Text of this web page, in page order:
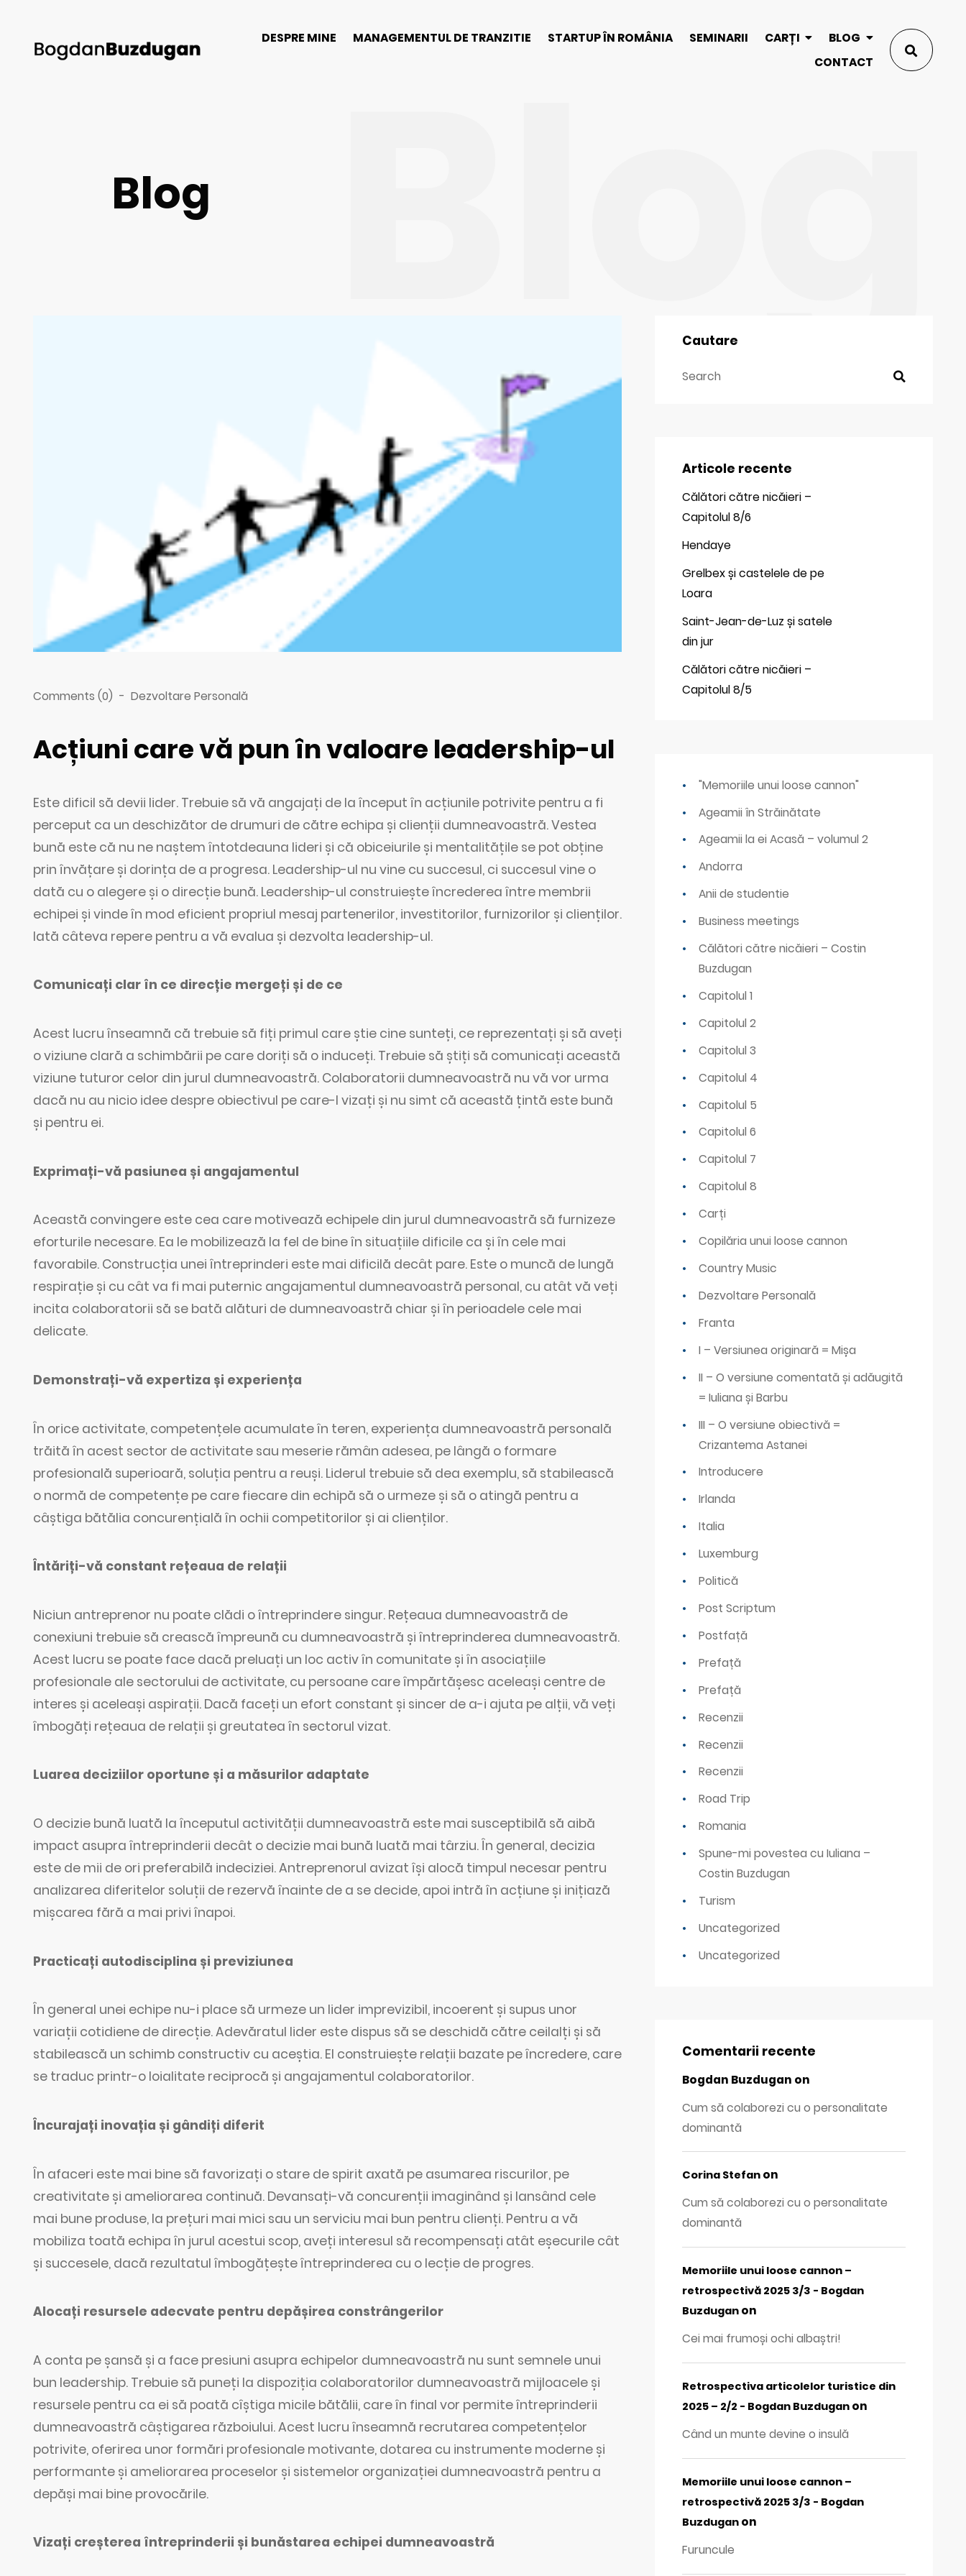
DESPRE MINE MANAGEMENTUL DE TRANZITIE STARTUP ÎN ROMÂNIA SEMINARII CARȚI
BLOG
CONTACT
Blog
Comments (0) - Dezvoltare Personală
Acțiuni care vă pun în valoare leadership-ul
Este dificil să devii lider. Trebuie să vă angajați de la început în acțiunile potrivite pentru a fi
perceput ca un deschizător de drumuri de către echipa și clienții dumneavoastră. Vestea
bună este că nu ne naștem întotdeauna lideri și că obiceiurile și mentalitățile se pot obține
prin învățare și dorința de a progresa. Leadership-ul nu vine cu succesul, ci succesul vine o
dată cu o alegere și o direcție bună. Leadership-ul construiește încrederea între membrii
echipei și vinde în mod eficient propriul mesaj partenerilor, investitorilor, furnizorilor și clienților.
Iată câteva repere pentru a vă evalua și dezvolta leadership-ul.
Comunicați clar în ce direcție mergeți și de ce
Acest lucru înseamnă că trebuie să fiți primul care știe cine sunteți, ce reprezentați și să aveți
o viziune clară a schimbării pe care doriți să o induceți. Trebuie să știți să comunicați această
viziune tuturor celor din jurul dumneavoastră. Colaboratorii dumneavoastră nu vă vor urma
dacă nu au nicio idee despre obiectivul pe care-l vizați și nu simt că această țintă este bună
și pentru ei.
Exprimați-vă pasiunea și angajamentul
Această convingere este cea care motivează echipele din jurul dumneavoastră să furnizeze
eforturile necesare. Ea le mobilizează la fel de bine în situațiile dificile ca și în cele mai
favorabile. Construcția unei întreprinderi este mai dificilă decât pare. Este o muncă de lungă
respirație și cu cât va fi mai puternic angajamentul dumneavoastră personal, cu atât vă veți
incita colaboratorii să se bată alături de dumneavoastră chiar și în perioadele cele mai
delicate.
Demonstrați-vă expertiza și experiența
În orice activitate, competențele acumulate în teren, experiența dumneavoastră personală
trăită în acest sector de activitate sau meserie rămân adesea, pe lângă o formare
profesională superioară, soluția pentru a reuși. Liderul trebuie să dea exemplu, să stabilească
o normă de competențe pe care fiecare din echipă să o urmeze și să o atingă pentru a
câștiga bătălia concurențială în ochii competitorilor și ai clienților.
Întăriți-vă constant rețeaua de relații
Niciun antreprenor nu poate clădi o întreprindere singur. Rețeaua dumneavoastră de
conexiuni trebuie să crească împreună cu dumneavoastră și întreprinderea dumneavoastră.
Acest lucru se poate face dacă preluați un loc activ în comunitate și în asociațiile
profesionale ale sectorului de activitate, cu persoane care împărtășesc aceleași centre de
interes și aceleași aspirații. Dacă faceți un efort constant și sincer de a-i ajuta pe alții, vă veți
îmbogăți rețeaua de relații și greutatea în sectorul vizat.
Luarea deciziilor oportune și a măsurilor adaptate
O decizie bună luată la începutul activității dumneavoastră este mai susceptibilă să aibă
impact asupra întreprinderii decât o decizie mai bună luată mai târziu. În general, decizia
este de mii de ori preferabilă indeciziei. Antreprenorul avizat își alocă timpul necesar pentru
analizarea diferitelor soluții de rezervă înainte de a se decide, apoi intră în acțiune și inițiază
mișcarea fără a mai privi înapoi.
Practicați autodisciplina și previziunea
În general unei echipe nu-i place să urmeze un lider imprevizibil, incoerent și supus unor
variații cotidiene de direcție. Adevăratul lider este dispus să se deschidă către ceilalți și să
stabilească un schimb constructiv cu aceștia. El construiește relații bazate pe încredere, care
se traduc printr-o loialitate reciprocă și angajamentul colaboratorilor.
Încurajați inovația și gândiți diferit
În afaceri este mai bine să favorizați o stare de spirit axată pe asumarea riscurilor, pe
creativitate și ameliorarea continuă. Devansați-vă concurenții imaginând și lansând cele
mai bune produse, la prețuri mai mici sau un serviciu mai bun pentru clienți. Pentru a vă
mobiliza toată echipa în jurul acestui scop, aveți interesul să recompensați atât eșecurile cât
și succesele, dacă rezultatul îmbogățește întreprinderea cu o lecție de progres.
Alocați resursele adecvate pentru depășirea constrângerilor
A conta pe șansă și a face presiuni asupra echipelor dumneavoastră nu sunt semnele unui
bun leadership. Trebuie să puneți la dispoziția colaboratorilor dumneavoastră mijloacele și
resursele pentru ca ei să poată cîștiga micile bătălii, care în final vor permite întreprinderii
dumneavoastră câștigarea războiului. Acest lucru înseamnă recrutarea competențelor
potrivite, oferirea unor formări profesionale motivante, dotarea cu instrumente moderne și
performante și ameliorarea proceselor și sistemelor organizației dumneavoastră pentru a
depăși mai bine provocările.
Vizați creșterea întreprinderii și bunăstarea echipei dumneavoastră
Cautare
Articole recente
Călători către nicăieri –
Capitolul 8/6
Hendaye
Grelbex și castelele de pe
Loara
Saint-Jean-de-Luz și satele
din jur
Călători către nicăieri –
Capitolul 8/5
"Memoriile unui loose cannon"
Ageamii în Străinătate
Ageamii la ei Acasă – volumul 2
Andorra
Anii de studentie
Business meetings
Călători către nicăieri – Costin
Buzdugan
Capitolul 1
Capitolul 2
Capitolul 3
Capitolul 4
Capitolul 5
Capitolul 6
Capitolul 7
Capitolul 8
Carți
Copilăria unui loose cannon
Country Music
Dezvoltare Personală
Franta
I – Versiunea originară = Mișa
II – O versiune comentată și adăugită
= Iuliana și Barbu
III – O versiune obiectivă =
Crizantema Astanei
Introducere
Irlanda
Italia
Luxemburg
Politică
Post Scriptum
Postfață
Prefață
Prefață
Recenzii
Recenzii
Recenzii
Road Trip
Romania
Spune-mi povestea cu Iuliana –
Costin Buzdugan
Turism
Uncategorized
Uncategorized
Comentarii recente
Bogdan Buzdugan on
Cum să colaborezi cu o personalitate
dominantă
Corina Stefan on
Cum să colaborezi cu o personalitate
dominantă
Memoriile unui loose cannon –
retrospectivă 2025 3/3 - Bogdan
Buzdugan on
Cei mai frumoși ochi albaștri!
Retrospectiva articolelor turistice din
2025 – 2/2 - Bogdan Buzdugan on
Când un munte devine o insulă
Memoriile unui loose cannon –
retrospectivă 2025 3/3 - Bogdan
Buzdugan on
Furuncule